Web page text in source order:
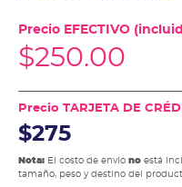
Precio EFECTIVO
$250.00
Precio TARJETA DE
$275
Nota: El costo de envío no está
tamaño, peso y destino del